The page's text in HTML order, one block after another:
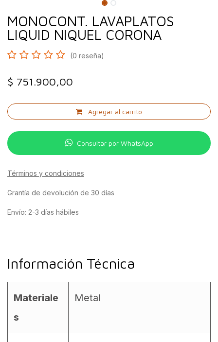
MONOCONT. LAVAPLATOS
LIQUID NIQUEL CORONA
(0 reseña)
$ 751.900,00
Agregar al carrito
Consultar por WhatsApp
Términos y condiciones
Grantía de devolución de 30 días
Envío: 2-3 días hábiles
Información Técnica
Materiale
s
Metal